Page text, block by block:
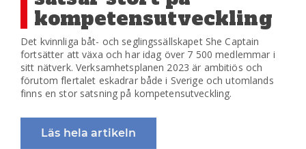
kompetensutveckling
Det kvinnliga båt- och seglingssällskapet She Captain
fortsätter att växa och har idag över 7 500 medlemmar i
sitt nätverk. Verksamhetsplanen 2023 är ambitiös och
förutom flertalet eskadrar både i Sverige och utomlands
finns en stor satsning på kompetensutveckling.
Läs hela artikeln